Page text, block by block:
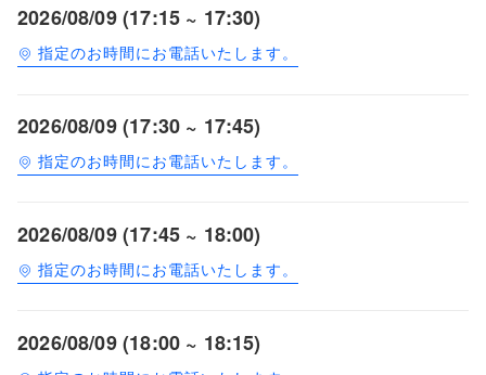
2026/08/09 (17:15 ~ 17:30)
指定のお時間にお電話いたします。
2026/08/09 (17:30 ~ 17:45)
指定のお時間にお電話いたします。
2026/08/09 (17:45 ~ 18:00)
指定のお時間にお電話いたします。
2026/08/09 (18:00 ~ 18:15)